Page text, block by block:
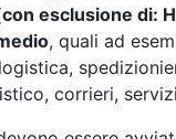
esclusione di:
, quali ad
corrieri,